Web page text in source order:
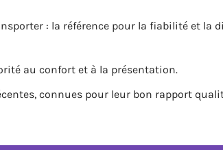
: la référence pour la fiabilité et la
au confort et à la présentation.
connues pour leur bon rapport